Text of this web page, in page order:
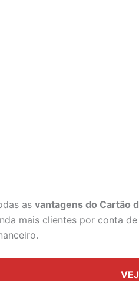
as vantagens do Cartão
mais clientes por conta